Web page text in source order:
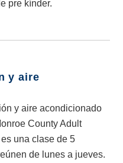
pre kínder.
y aire
y aire acondicionado
County Adult
una clase de 5
de lunes a jueves.